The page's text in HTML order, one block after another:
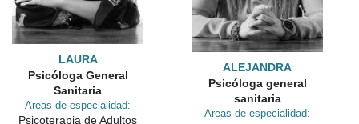
LAURA
Psicóloga General
Sanitaria
Areas de especialidad:
Psicoterapia de Adultos
ALEJANDRA
Psicóloga general
sanitaria
Areas de especialidad: